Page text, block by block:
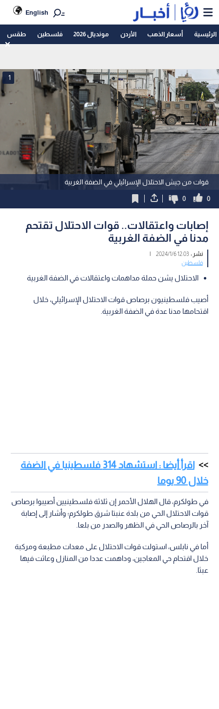
English
الرئيسية أسعار الذهب الأردن مونديال 2026 فلسطين طقس
قوات من جيش الاحتلال الإسرائيلي في الضفة الغربية
1
0
0
إصابات واعتقالات.. قوات الاحتلال تقتحم
مدنا في الضفة الغربية
نشر :12:03 2024/1/6
|
فلسطين
الاحتلال يشن حملة مداهمات واعتقالات في الضفة الغربية
أصيب فلسطينيون برصاص قوات الاحتلال الإسرائيلي، خلال
اقتحامها مدنا عدة في الضفة الغربية.
اقرأ أيضا : استشهاد 314 فلسطينيا في الضفة
خلال 90 يوما
في طولكرم، قال الهلال الأحمر إن ثلاثة فلسطينيين أصيبوا برصاص
قوات الاحتلال الحي من بلدة عنبتا شرق طولكرم؛ وأشار إلى إصابة
آخر بالرصاص الحي في الظهر والصدر من بلعا.
أما في نابلس، استولت قوات الاحتلال على معدات مطبعة ومركبة
خلال اقتحام حي المعاجين، وداهمت عددا من المنازل وعاثت فيها
عبثا.